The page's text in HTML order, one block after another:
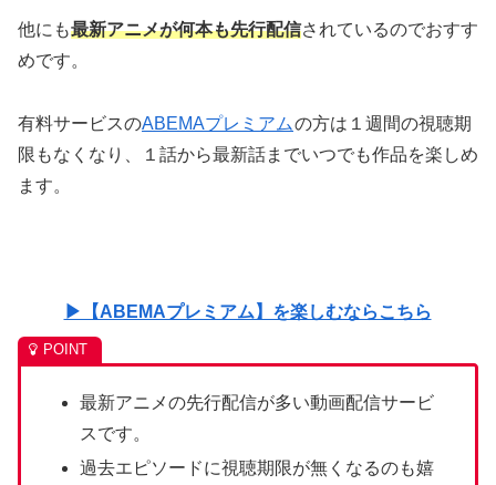
他にも最新アニメが何本も先行配信されているのでおすす
めです。
有料サービスのABEMAプレミアムの方は１週間の視聴期
限もなくなり、１話から最新話までいつでも作品を楽しめ
ます。
▶【ABEMAプレミアム】を楽しむならこちら
最新アニメの先行配信が多い動画配信サービ
スです。
過去エピソードに視聴期限が無くなるのも嬉